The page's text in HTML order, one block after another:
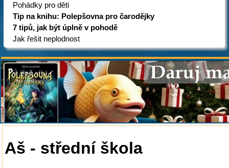
Pohádky pro děti
Tip na knihu: Polepšovna pro čarodějky
7 tipů, jak být úplně v pohodě
Jak řešit neplodnost
Aš - střední škola